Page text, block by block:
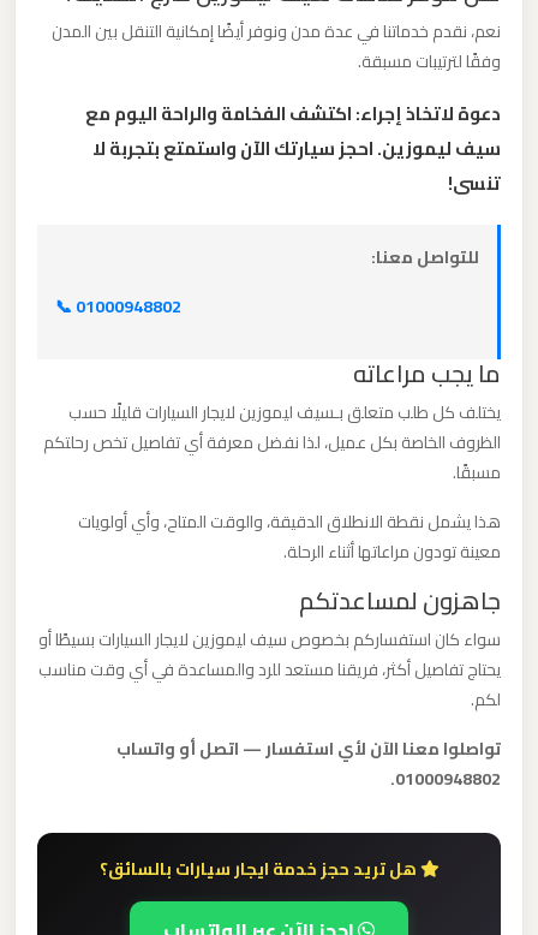
نعم، نقدم خدماتنا في عدة مدن ونوفر أيضًا إمكانية التنقل بين المدن
وفقًا لترتيبات مسبقة.
دعوة لاتخاذ إجراء: اكتشف الفخامة والراحة اليوم مع
سيف ليموزين. احجز سيارتك الآن واستمتع بتجربة لا
تنسى!
للتواصل معنا:
📞 01000948802
ما يجب مراعاته
يختلف كل طلب متعلق بـسيف ليموزين لايجار السيارات قليلًا حسب
الظروف الخاصة بكل عميل، لذا نفضل معرفة أي تفاصيل تخص رحلتكم
مسبقًا.
هذا يشمل نقطة الانطلاق الدقيقة، والوقت المتاح، وأي أولويات
معينة تودون مراعاتها أثناء الرحلة.
جاهزون لمساعدتكم
سواء كان استفساركم بخصوص سيف ليموزين لايجار السيارات بسيطًا أو
يحتاج تفاصيل أكثر، فريقنا مستعد للرد والمساعدة في أي وقت مناسب
لكم.
تواصلوا معنا الآن لأي استفسار — اتصل أو واتساب
01000948802.
هل تريد حجز خدمة ايجار سيارات بالسائق؟
مطار
القاهرة
اسكندرية
ليموزين
مطار
القاهرة
ليموزين
القاهرة
الخط
الساخن
ليموزين
مطار
القاهرة
أسعار
ليموزين
مطار
القاهرة